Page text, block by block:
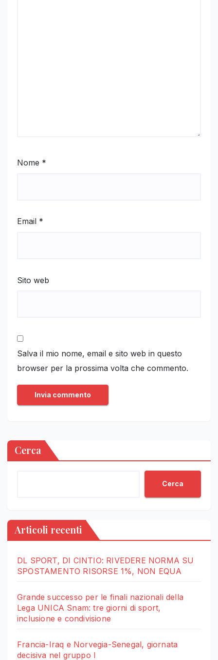
Nome *
Email *
Sito web
Salva il mio nome, email e sito web in questo
browser per la prossima volta che commento.
Cerca
Cerca
Articoli recenti
DL SPORT, DI CINTIO: RIVEDERE NORMA SU
SPOSTAMENTO RISORSE 1%, NON EQUA
Grande successo per le finali nazionali della
Lega UNICA Snam: tre giorni di sport,
inclusione e condivisione
Francia-Iraq e Norvegia-Senegal, giornata
decisiva nel gruppo I